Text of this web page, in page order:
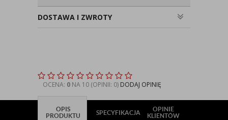
DOSTAWA I ZWROTY
OCENA: 0 NA 10 (OPINII: 0) DODAJ OPINIĘ
OPIS
PRODUKTU
SPECYFIKACJA
OPINIE
KLIENTÓW